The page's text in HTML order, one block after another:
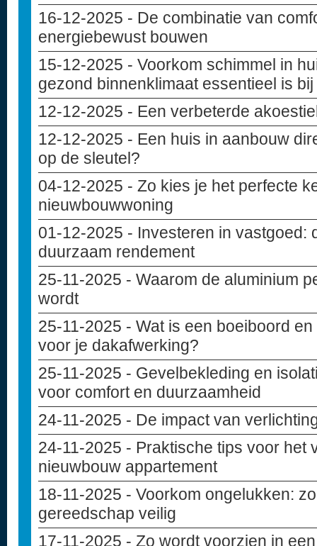
16-12-2025 - De combinatie van
energiebewust bouwen
15-12-2025 - Voorkom schimmel in
gezond binnenklimaat essentieel is
12-12-2025 - Een verbeterde
12-12-2025 - Een huis in aanbouw
op de sleutel?
04-12-2025 - Zo kies je het perfecte
nieuwbouwwoning
01-12-2025 - Investeren in vastgoed:
duurzaam rendement
25-11-2025 - Waarom de aluminium
wordt
25-11-2025 - Wat is een boeiboord
voor je dakafwerking?
25-11-2025 - Gevelbekleding en
voor comfort en duurzaamheid
24-11-2025 - De impact van
24-11-2025 - Praktische tips voor het
nieuwbouw appartement
18-11-2025 - Voorkom ongelukken:
gereedschap veilig
17-11-2025 - Zo wordt voorzien in